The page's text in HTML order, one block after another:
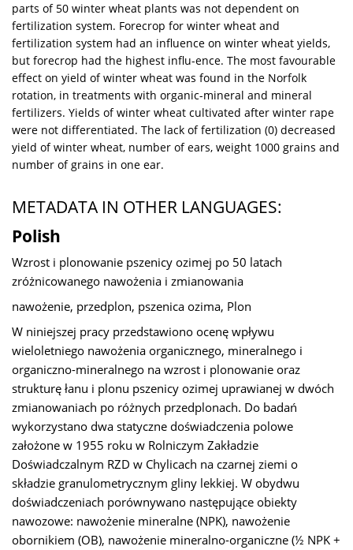
parts of 50 winter wheat plants was not dependent on
fertilization system. Forecrop for winter wheat and
fertilization system had an influence on winter wheat yields,
but forecrop had the highest influ-ence. The most favourable
effect on yield of winter wheat was found in the Norfolk
rotation, in treatments with organic-mineral and mineral
fertilizers. Yields of winter wheat cultivated after winter rape
were not differentiated. The lack of fertilization (0) decreased
yield of winter wheat, number of ears, weight 1000 grains and
number of grains in one ear.
METADATA IN OTHER LANGUAGES:
Polish
Wzrost i plonowanie pszenicy ozimej po 50 latach
zróżnicowanego nawożenia i zmianowania
nawożenie, przedplon, pszenica ozima, Plon
W niniejszej pracy przedstawiono ocenę wpływu
wieloletniego nawożenia organicznego, mineralnego i
organiczno-mineralnego na wzrost i plonowanie oraz
strukturę łanu i plonu pszenicy ozimej uprawianej w dwóch
zmianowaniach po różnych przedplonach. Do badań
wykorzystano dwa statyczne doświadczenia polowe
założone w 1955 roku w Rolniczym Zakładzie
Doświadczalnym RZD w Chylicach na czarnej ziemi o
składzie granulometrycznym gliny lekkiej. W obydwu
doświadczeniach porównywano następujące obiekty
nawozowe: nawożenie mineralne (NPK), nawożenie
obornikiem (OB), nawożenie mineralno-organiczne (½ NPK +